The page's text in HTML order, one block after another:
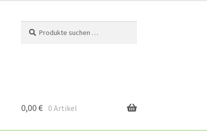
nach:
0,00€ 0 Artikel